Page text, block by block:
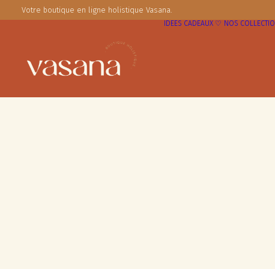
Votre boutique en ligne holistique Vasana.
IDÉES CADEAUX ♡ NOS